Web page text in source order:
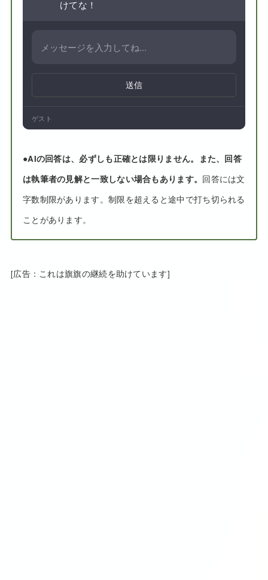
けてな！
送信
ゲスト
●AIの回答は、必ずしも正確とは限りません。また、回答
は執筆者の見解と一致しない場合もあります。 回答には文
字数制限があります。制限を超えると途中で打ち切られる
ことがあります。
[広告：これは旗旗の継続を助けています]